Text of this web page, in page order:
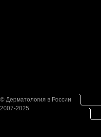
© Дерматология в России
2007-2025